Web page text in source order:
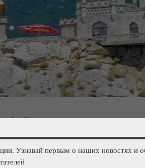
на ремонт дорог
Узнавай первым о наших новостях и